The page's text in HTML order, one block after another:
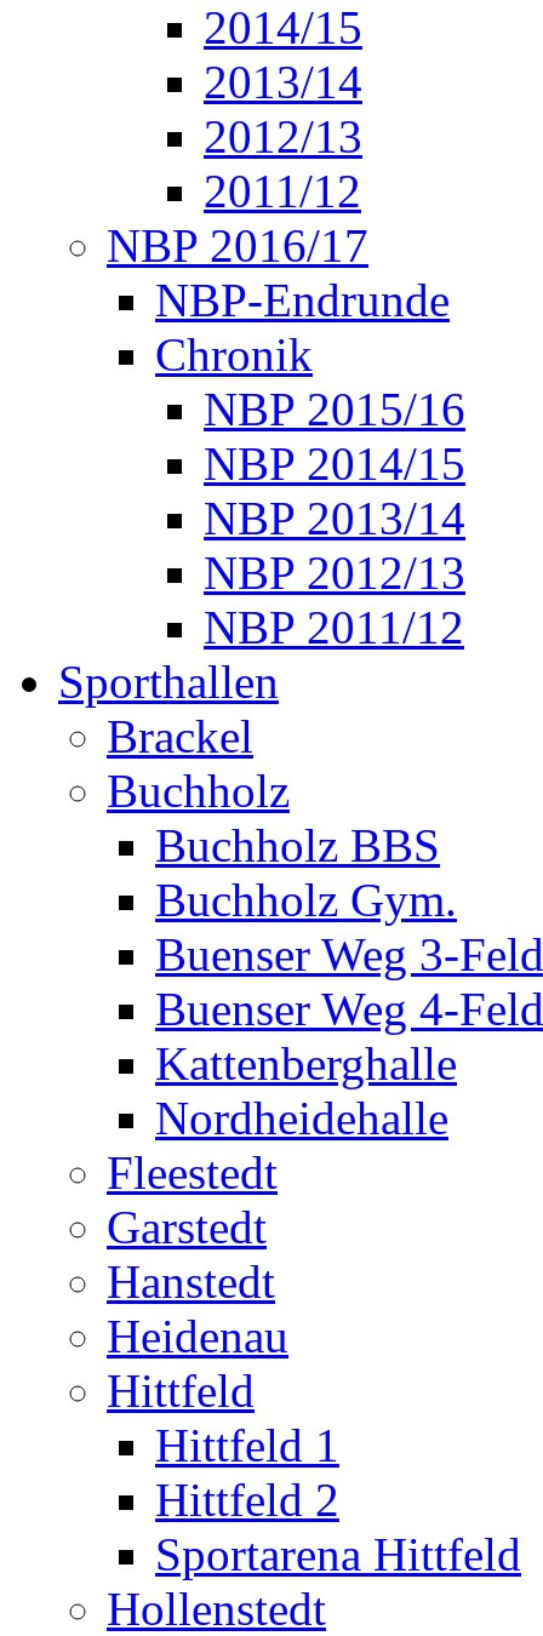
2014/15
2013/14
2012/13
2011/12
NBP 2016/17
NBP-Endrunde
Chronik
NBP 2015/16
NBP 2014/15
NBP 2013/14
NBP 2012/13
NBP 2011/12
Sporthallen
Brackel
Buchholz
Buchholz BBS
Buchholz Gym.
Buenser Weg 3-Feld
Buenser Weg 4-Feld
Kattenberghalle
Nordheidehalle
Fleestedt
Garstedt
Hanstedt
Heidenau
Hittfeld
Hittfeld 1
Hittfeld 2
Sportarena Hittfeld
Hollenstedt